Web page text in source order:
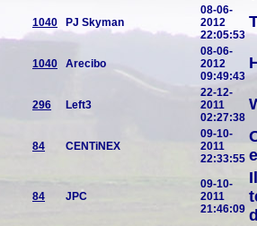
1040 PJ Skyman
08-06-
2012
22:05:53
1040 Arecibo
08-06-
2012
09:49:43
296 Left3
22-12-
2011
02:27:38
84 CENTiNEX
09-10-
2011
22:33:55
84 JPC
09-10-
2011
21:46:09